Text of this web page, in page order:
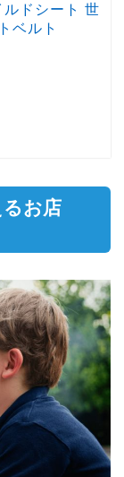
ドシート 世
ベルト
お店